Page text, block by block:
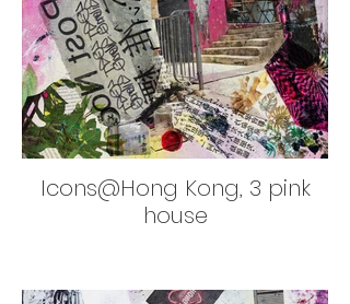
Icons@Hong Kong, 3 pink
house